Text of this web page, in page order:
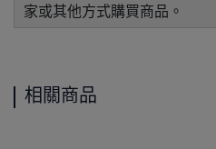
家或其他方式購買商品。
相關商品